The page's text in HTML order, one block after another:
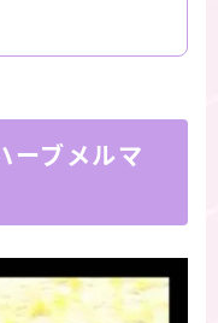
ーブメルマ